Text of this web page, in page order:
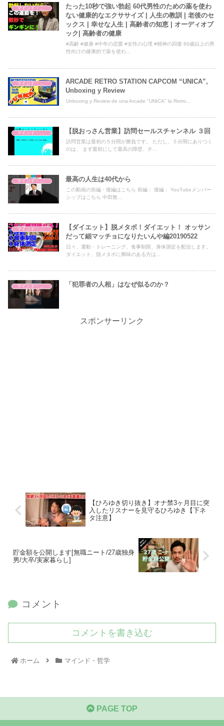
マインド・哲学
たった10秒で強い勃起 60代男性のための薬を使わ
ない健康的なエクササイズ | 人生の教訓 | 老後のセ
ックス | 幸せな人生 | 高齢者の知恵 | オーディオブ
ック| 高齢者の健康
#高齢 #健康 #中年の恋愛 #女性の心理 #精神の回復 60歳以上の男
性向けの健康的で薬を使わ...
マインド・哲学
ARCADE RETRO STATION CAPCOM “UNICA”,
Unboxing y Review
Unboxing y Review de una Arcade "UNICA" la Retro...
マインド・哲学 【脱おっさん営業】訪問セールスチャンネル ３回
訪問営業は最初の５分間が勝負です。 ただし、５分間にありつく
のは、 まず最初にして最高の障壁、チ...
マインド・哲学 最高の人生は40代から
この動画の前編・後編はこちら 前編： 後編： YouTubeメンバー
シップはこちら 中田敦...
マインド・哲学
【ダイエット】脱メタボ！ダイエット！ オッサン
だって細マッチョになりたいんや編20190522
日々、運動・トレーニング、食事制限、身体測定を配信します。
ダイエット、脱メタボに興味のある方は...
「犯罪者の人相」はなぜ似るのか？
スポンサーリンク
【ひろゆき切り抜き】オナ禁3ヶ月目に突
入したリスナーを見守るひろゆき【下ネ
タ注意】
貯金額を公開します[無職ニート/27歳独身
男/大卒/実家暮らし]
コメント
コメントを書き込む
ホーム マインド・哲学
PAGE TOP